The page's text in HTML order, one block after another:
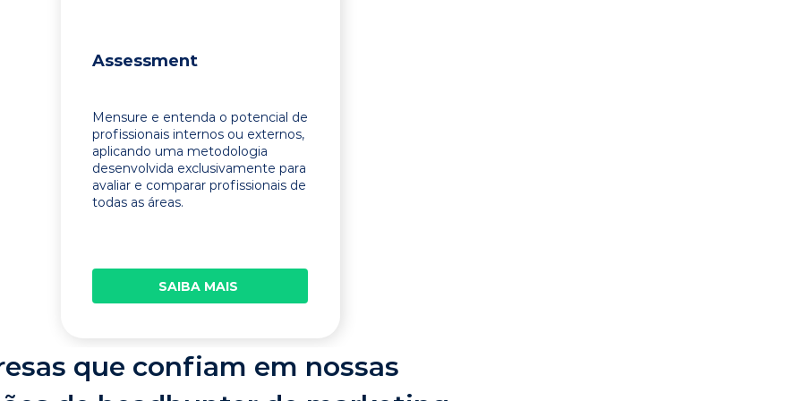
Assessment
Mensure e entenda o potencial de
profissionais internos ou externos,
aplicando uma metodologia
desenvolvida exclusivamente para
avaliar e comparar profissionais de
todas as áreas.
SAIBA MAIS
que confiam em nossas